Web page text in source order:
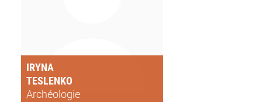
IRYNA
TESLENKO
Archéologie